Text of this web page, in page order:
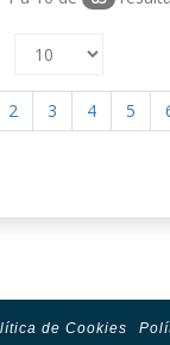
2 3 4 5
de Cookies